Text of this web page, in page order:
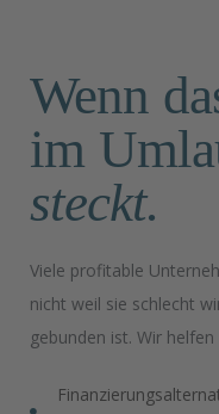
Wenn
im
steckt.
Viele profitable
nicht weil sie schlecht
gebunden ist. Wir